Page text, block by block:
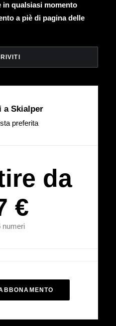
in qualsiasi momento
a piè di pagina delle
a Skialper
preferita
da
€
numeri